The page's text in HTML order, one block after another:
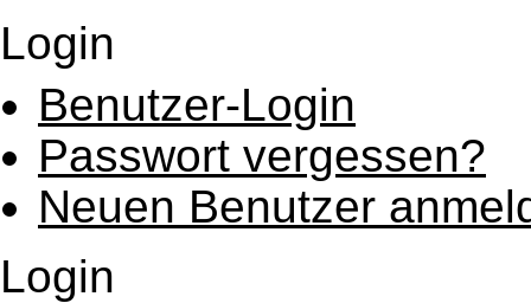
Login
Benutzer-Login
Passwort vergessen?
Neuen Benutzer
Login